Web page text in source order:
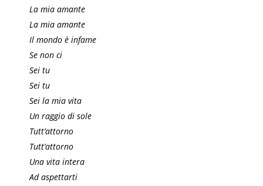
La mia amante
La mia amante
Il mondo è infame
Se non ci
Sei tu
Sei tu
Sei la mia vita
Un raggio di sole
Tutt’attorno
Tutt’attorno
Una vita intera
Ad aspettarti